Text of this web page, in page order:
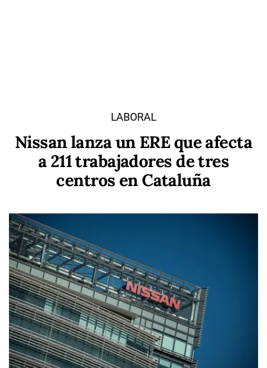
LABORAL
Nissan lanza un ERE que afecta
a 211 trabajadores de tres
centros en Cataluña